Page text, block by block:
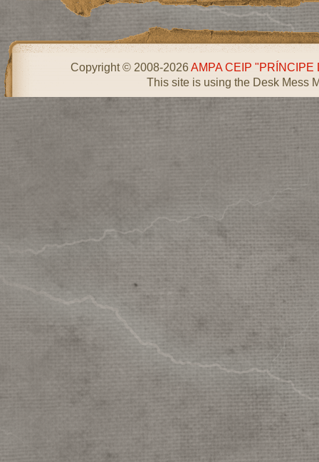
Copyright © 2008-2026AMPA CEIP "PRÍNCIPE
This site is using the Desk Mess